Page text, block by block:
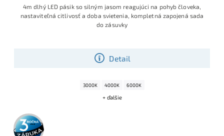
Detail
4m dlhý LED pásik so silným jasom reagujúci na pohyb človeka,
nastaviteľná citlivosť a doba svietenia, kompletná zapojená sada
do zásuvky
3000K 4000K 6000K
+ ďalšie
3 roky
záruka